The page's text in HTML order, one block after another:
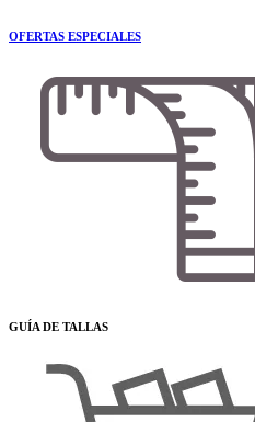
OFERTAS ESPECIALES
GUÍA DE TALLAS